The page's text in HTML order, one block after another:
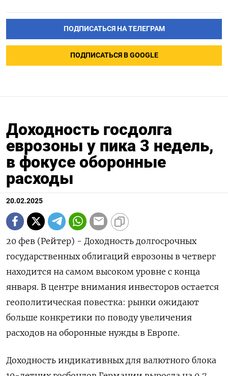
ПОДПИСАТЬСЯ НА ТЕЛЕГРАМ
ПОДПИСАТЬСЯ В GOOGLE
Доходность госдолга
еврозоны у пика 3 недель,
в фокусе оборонные
расходы
20.02.2025
20 фев (Рейтер) - Доходность долгосрочных
государственных облигаций еврозоны в четверг
находится на самом высоком уровне с конца
января. В центре внимания инвесторов остается
геополитическая повестка: рынки ожидают
больше конкретики по поводу увеличения
расходов на оборонные нужды в Европе.
Доходность индикативных для валютного блока